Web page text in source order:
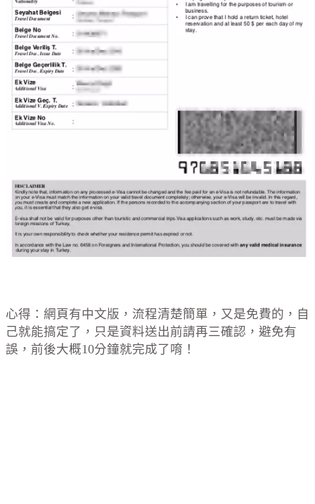
心得：網頁有中文版，流程清楚簡單，又是免費的，自
己就能搞定了，只是資料送出前請再三確認，避免有
誤，前後大概10分鐘就完成了唷！